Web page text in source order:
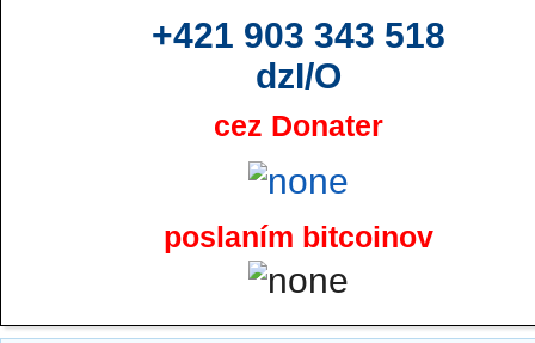
+421 903 343 518
dzI/O
cez Donater
poslaním bitcoinov